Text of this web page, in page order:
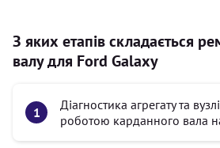
З яких етапів складається
валу для Ford Galaxy
Діагностика агрегату та
роботою карданного вала